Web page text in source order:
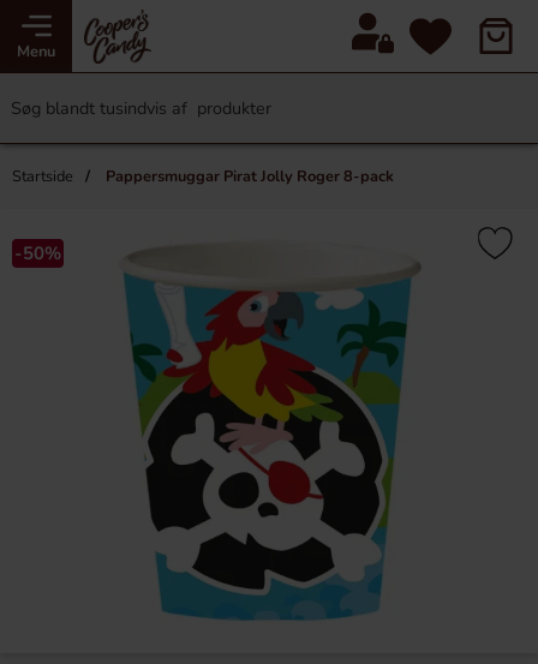
Menu
Startside Pappersmuggar Pirat Jolly Roger 8-pack
-50%